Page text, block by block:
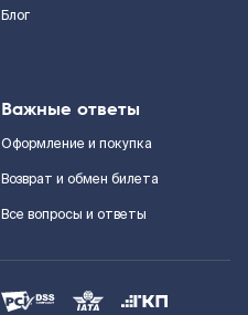
Блог
Важные ответы
Оформление и покупка
Возврат и обмен билета
Все вопросы и ответы